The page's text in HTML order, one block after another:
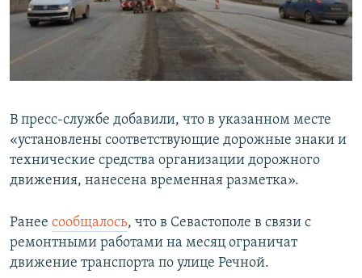
В пресс-службе добавили, что в указанном месте
«установлены соответствующие дорожные знаки и
технические средства организации дорожного
движения, нанесена временная разметка».
Ранее сообщалось, что в Севастополе в связи с
ремонтными работами на месяц ограничат
движение транспорта по улице Речной.